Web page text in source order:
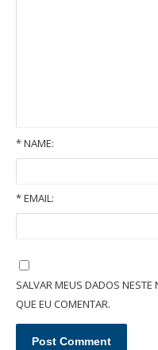
*NAME:
*EMAIL:
SALVAR MEUS DADOS
QUE EU COMENTAR.